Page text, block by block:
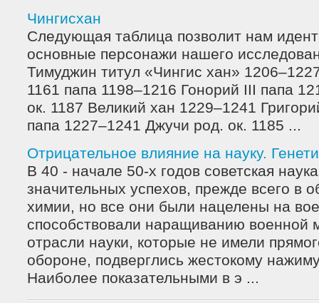
Чингисхан
Следующая таблица позволит нам
основные персонажи нашего
Тимуджин титул «Чингис хан»
1161 папа 1198–1216 Гонорий III папа
ок. 1187 Великий хан 1229–1241
папа 1227–1241 Джучи род. ок. 1185 ...
Отрицательное влияние на науку.
В 40 - начале 50-х годов советская
значительных успехов, прежде всего в
химии, но все они были нацелены на
способствовали наращиванию
отрасли науки, которые не имели
обороне, подверглись жестокому
Наиболее показательными в э ...